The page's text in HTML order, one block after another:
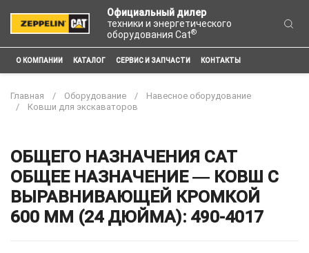
Официальный дилер
техники и энергетического
оборудования Cat®
О КОМПАНИИ КАТАЛОГ СЕРВИС И ЗАПЧАСТИ КОНТАКТЫ
Главная Оборудование
Навесное оборудование
Ковши для экскаваторов
ОБЩЕГО НАЗНАЧЕНИЯ CAT
ОБЩЕЕ НАЗНАЧЕНИЕ ― КОВШ С
ВЫРАВНИВАЮЩЕЙ КРОМКОЙ
600 ММ (24 ДЮЙМА): 490-4017